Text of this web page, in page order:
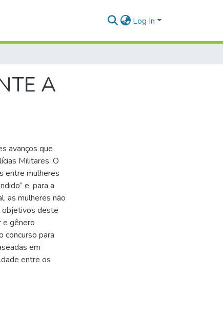
Log In
A
avanços que
Militares. O
entre mulheres
e, para a
as mulheres não
objetivos deste
e gênero
concurso para
em
entre os